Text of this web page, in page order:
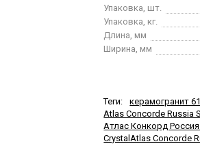
Упаковка, шт.
Упаковка, кг.
Длина, мм
Ширина, мм
Теги:
керамогранит
Atlas Concorde Russia
Атлас Конкорд
CrystalAtlas Concorde